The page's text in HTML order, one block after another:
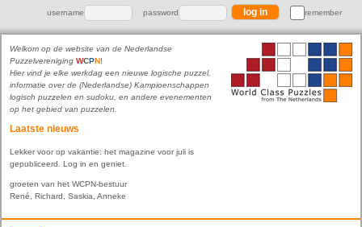
username password remember
Welkom op de website van de Nederlandse
Puzzelvereniging WCPN!
Hier vind je elke werkdag een nieuwe logische puzzel,
informatie over de (Nederlandse) Kampioenschappen
logisch puzzelen en sudoku, en andere evenementen
op het gebied van puzzelen.
Laatste nieuws
Lekker voor op vakantie: het magazine voor juli is
gepubliceerd. Log in en geniet.
groeten van het WCPN-bestuur
René, Richard, Saskia, Anneke